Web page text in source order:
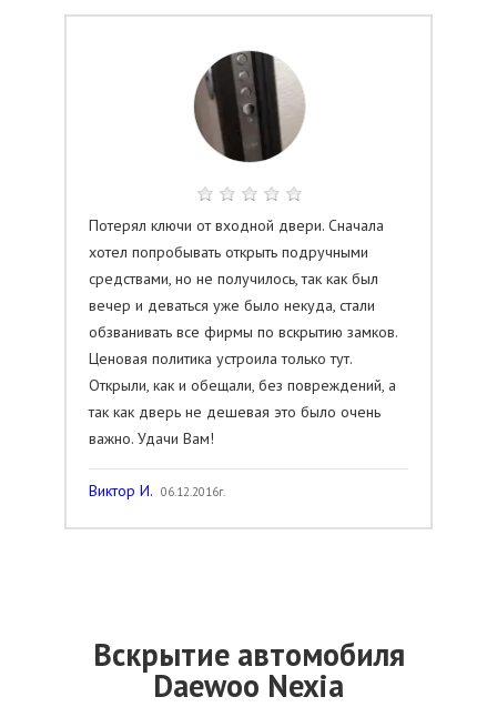
Потерял ключи от входной двери. Сначала
хотел попробывать открыть подручными
средствами, но не получилось, так как был
вечер и деваться уже было некуда, стали
обзванивать все фирмы по вскрытию замков.
Ценовая политика устроила только тут.
Открыли, как и обещали, без повреждений, а
так как дверь не дешевая это было очень
важно. Удачи Вам!
Виктор И. 06.12.2016г.
Вскрытие автомобиля
Daewoo Nexia